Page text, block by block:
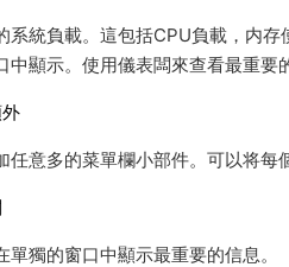
系統負載。這包括CPU負載，内
中顯示。使用儀表闆來查看最重要
任意多的菜單欄小部件。可以将每
單獨的窗口中顯示最重要的信息。